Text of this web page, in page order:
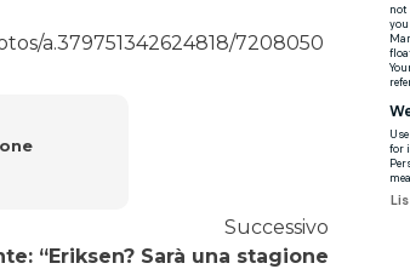
a.379751342624818/7208050
Successivo
“Eriksen? Sarà una stagione